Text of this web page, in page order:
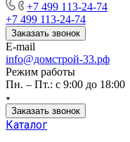
+7 499 113-24-74
+7 499 113-24-74
Заказать звонок
E-mail
info@домстрой-33.рф
Режим работы
Пн. – Пт.: с 9:00 до 18:00
Заказать звонок
Каталог